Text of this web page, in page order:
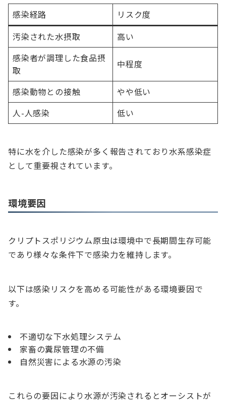
感染経路
リスク度
汚染された水摂取
高い
感染者が調理した食品摂
取
中程度
感染動物との接触
やや低い
人-人感染
低い
特に水を介した感染が多く報告されており水系感染症
として重要視されています。
環境要因
クリプトスポリジウム原虫は環境中で長期間生存可能
であり様々な条件下で感染力を維持します。
以下は感染リスクを高める可能性がある環境要因で
す。
不適切な下水処理システム
家畜の糞尿管理の不備
自然災害による水源の汚染
これらの要因により水源が汚染されるとオーシストが